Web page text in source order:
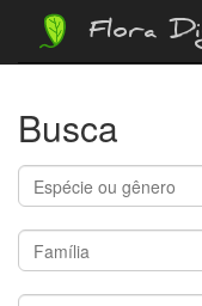
Flora
Busca